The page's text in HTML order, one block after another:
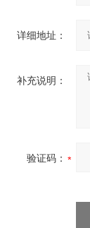
详细地址：
补充说明：
验证码：